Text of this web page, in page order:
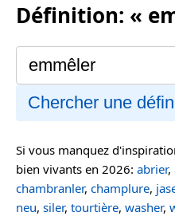
Définition: «
Chercher une
Si vous manquez
bien vivants en 2026: abrier,
chambranler, champlure,
neu, siler, tourtière, washer,